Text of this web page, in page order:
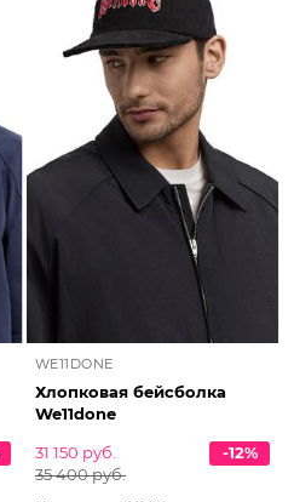
WE11DONE
Хлопковая бейсболка
We11done
31 150 руб.
35 400 руб.
-12%